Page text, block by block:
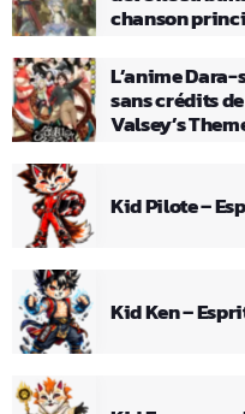
chanson
L’anime
sans crédits
Valsey’s
Kid Pilote –
Kid Ken –